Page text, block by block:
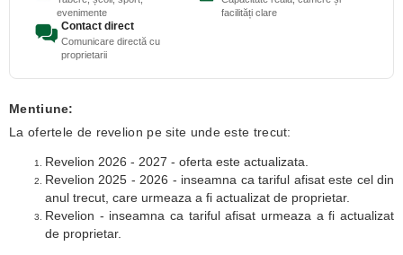
evenimente
facilități clare
Contact direct
Comunicare directă cu
proprietarii
Mentiune:
La ofertele de revelion pe site unde este trecut:
Revelion 2026 - 2027 - oferta este actualizata.
Revelion 2025 - 2026 - inseamna ca tariful afisat este cel din
anul trecut, care urmeaza a fi actualizat de proprietar.
Revelion - inseamna ca tariful afisat urmeaza a fi actualizat
de proprietar.